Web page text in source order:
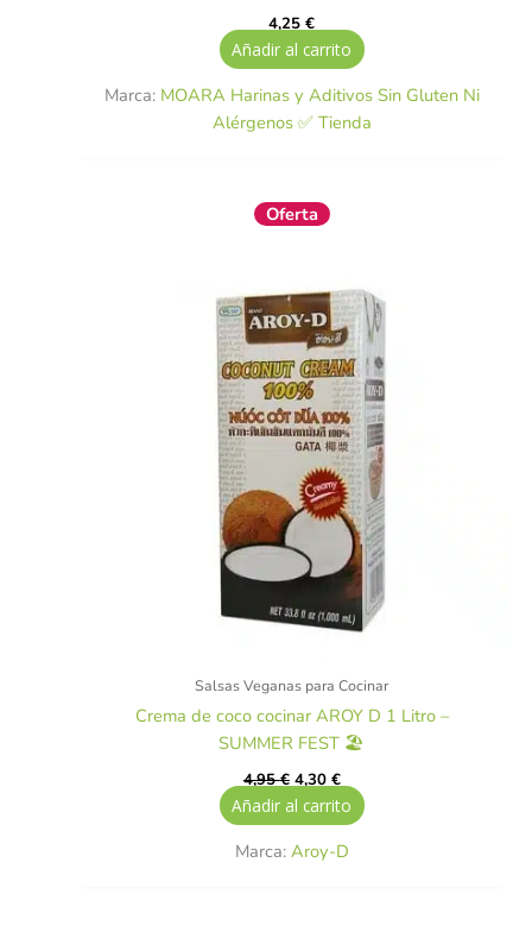
4,25€
Añadir al carrito
Marca: MOARA Harinas y Aditivos Sin Gluten Ni
Alérgenos ✅ Tienda
Oferta
Salsas Veganas para Cocinar
Crema de coco cocinar AROY D 1 Litro –
SUMMER FEST 🏖️
4,95€
El
precio
4,95 €.
4,30 €
4,30 €.
Añadir al carrito
Marca: Aroy-D